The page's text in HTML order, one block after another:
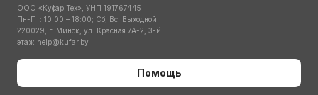
ООО «Куфар Тех», УНП 191767445
Пн-Пт: 10:00 – 18:00; Сб, Вс: Выходной
220029, г. Минск, ул. Красная 7А-2, 3-й
этаж help@kufar.by
Помощь